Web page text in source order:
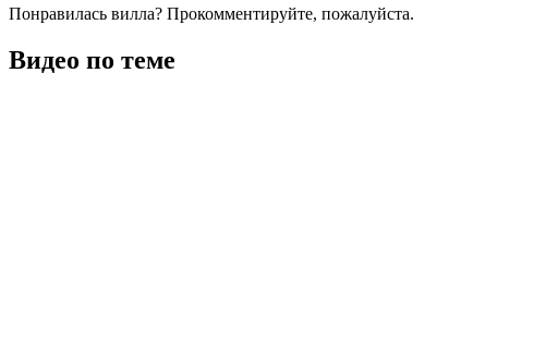
Понравилась вилла? Прокомментируйте, пожалуйста.
Видео по теме